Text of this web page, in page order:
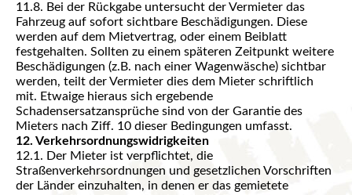
11.8. Bei der Rückgabe untersucht der Vermieter das
Fahrzeug auf sofort sichtbare Beschädigungen. Diese
werden auf dem Mietvertrag, oder einem Beiblatt
festgehalten. Sollten zu einem späteren Zeitpunkt weitere
Beschädigungen (z.B. nach einer Wagenwäsche) sichtbar
werden, teilt der Vermieter dies dem Mieter schriftlich
mit. Etwaige hieraus sich ergebende
Schadensersatzansprüche sind von der Garantie des
Mieters nach Ziff. 10 dieser Bedingungen umfasst.
12. Verkehrsordnungswidrigkeiten
12.1. Der Mieter ist verpflichtet, die
Straßenverkehrsordnungen und gesetzlichen Vorschriften
der Länder einzuhalten, in denen er das gemietete